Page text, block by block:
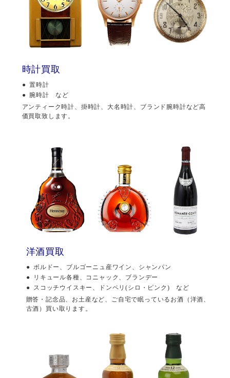
時計買取
置時計
腕時計 など
アンティーク時計、掛時計、大名時計、ブランド腕時計など高
価買取致します。
洋酒買取
ボルドー、ブルゴーニュ産ワイン、シャンパン
リキュール各種、コニャック、ブランデー
スコッチウイスキー、ドンペリ(シロ・ピンク) など
贈答・記念品、お土産など、ご自宅で眠っているお酒（洋酒、
古酒）買い取ります。